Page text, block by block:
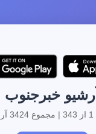
آرشیو خبرجنوب